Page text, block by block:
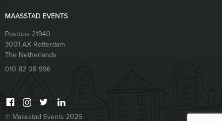
MAASSTAD EVENTS
Postbus 21940
3001 AX Rotterdam
The Netherlands
010 82 08 996
© Maasstad Events 2026